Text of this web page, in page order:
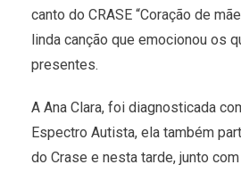
canto do CRASE “Coração de
linda canção que emocionou os
presentes.
A Ana Clara, foi diagnosticada
Espectro Autista, ela também
do Crase e nesta tarde, junto